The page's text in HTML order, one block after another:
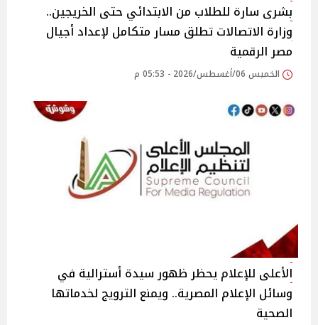
بشرى سارة للطلاب من الابتدائي حتى الخريجين..
وزارة الاتصالات تطلق مسار متكامل لإعداد أجيال
مصر الرقمية
الخميس 06/أغسطس/2026 - 05:53 م
الأعلى للإعلام يحظر ظهور سيدة أسترالية في
وسائل الإعلام المصرية.. ويمنع الترويج لخدماتها
الصحية